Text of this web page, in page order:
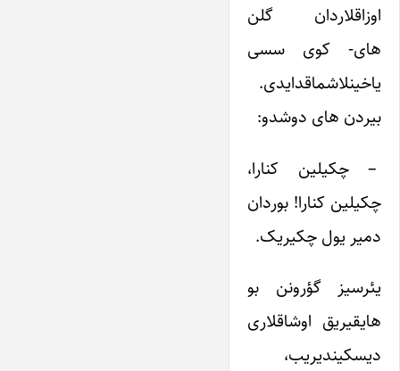
اوزاقلاردان گلن
های- کوی سسی
یاخینلاشماقدایدی.
بیردن های دوشدو:
– چکیلین کنارا،
چکیلین کنارا! بوردان
دمیر یول چکیریک.
یئرسیز گؤرونن بو
هایقیریق اوشاقلاری
دیسکیندیریب،